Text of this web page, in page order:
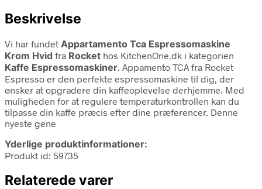
Beskrivelse
Vi har fundet Appartamento Tca Espressomaskine
Krom Hvid fra Rocket hos KitchenOne.dk i kategorien
Kaffe Espressomaskiner. Appamento TCA fra Rocket
Espresso er den perfekte espressomaskine til dig, der
ønsker at opgradere din kaffeoplevelse derhjemme. Med
muligheden for at regulere temperaturkontrollen kan du
tilpasse din kaffe præcis efter dine præferencer. Denne
nyeste gene
Yderlige produktinformationer:
Produkt id: 59735
Relaterede varer